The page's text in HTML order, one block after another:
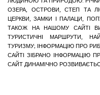
ОЗЕРА, ОСТРОВИ, СТЕП ТА
ЦЕРКВИ, ЗАМКИ І ПАЛАЦИ,
ТАКОЖ НА НАШОМУ САЙТІ
ТУРИСТИЧНІ МАРШРУТИ,
ТУРИЗМУ; ІНФОРМАЦІЮ ПРО
САЙТІ ЗІБРАНО ІНФОРМАЦІЮ
САЙТ ДИНАМІЧНО